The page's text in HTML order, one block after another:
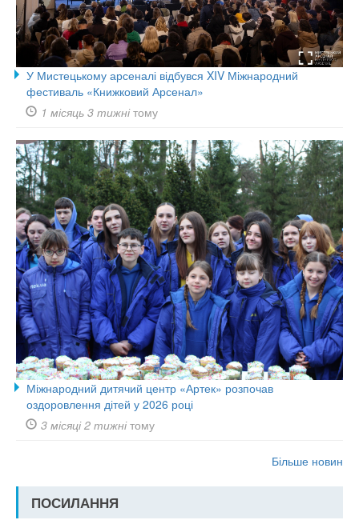
У Мистецькому арсеналі відбувся XIV Міжнародний
фестиваль «Книжковий Арсенал»
1 місяць 3 тижнітому
Міжнародний дитячий центр «Артек» розпочав
оздоровлення дітей у 2026 році
3 місяці 2 тижнітому
Більше новин
ПОСИЛАННЯ